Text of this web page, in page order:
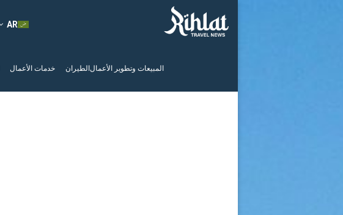
المبيعات وتطوير الأعمال الطيران خدمات الأعمال